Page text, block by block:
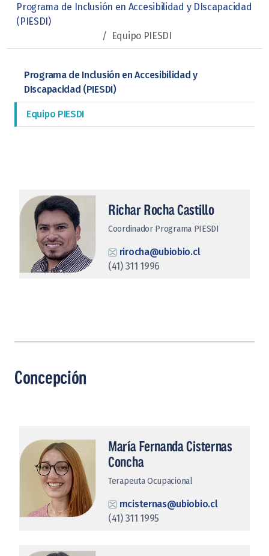
Programa de Inclusión en Accesibilidad y DIscapacidad
(PIESDI)
/ Equipo PIESDI
Programa de Inclusión en Accesibilidad y
DIscapacidad (PIESDI)
Equipo PIESDI
Richar Rocha Castillo
Coordinador Programa PIESDI
rirocha@ubiobio.cl
(41) 311 1996
Concepción
María Fernanda Cisternas
Concha
Terapeuta Ocupacional
mcisternas@ubiobio.cl
(41) 311 1995